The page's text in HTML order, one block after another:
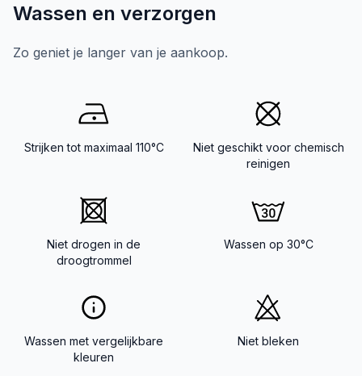
Wassen en verzorgen
Zo geniet je langer van je aankoop.
Strijken tot maximaal 110°C
Niet geschikt voor chemisch
reinigen
Niet drogen in de
droogtrommel
Wassen op 30°C
Wassen met vergelijkbare
kleuren
Niet bleken